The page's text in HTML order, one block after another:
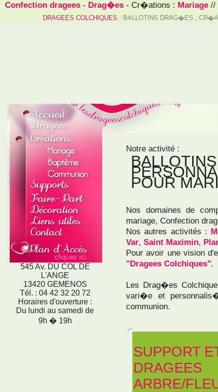
Confection dragees - Drag�es - Cr�ations : Mariage //
DRAGEES COLCHIQUES : BALLOTINS DRAG�ES ,
545 Av. DU COL DE
L'ANGE
13420 GEMENOS
Tél. : 04 42 32 20 72
Horaires d'ouverture :
Du lundi au samedi de
9h � 19h
Notre activité :
POUR
Nos domaines de
mariage, Confection
Nos autres activités :
Var, Saint Maximin,
Pour avoir une vision
"Dragees Colchiques".
Les Drag�es
vari�e et
communion.
SUPPORT
DRAGEES
ARBRE/